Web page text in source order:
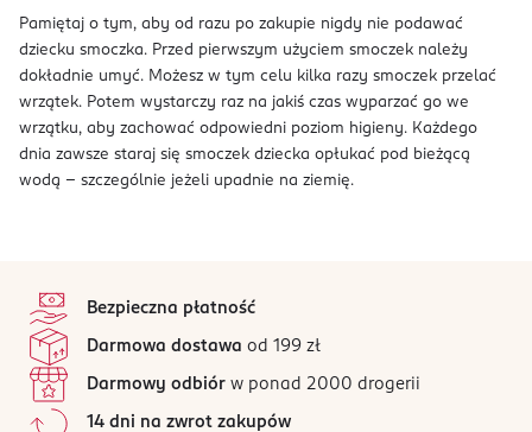
Pamiętaj o tym, aby od razu po zakupie nigdy nie podawać
dziecku smoczka. Przed pierwszym użyciem smoczek należy
dokładnie umyć. Możesz w tym celu kilka razy smoczek przelać
wrzątek. Potem wystarczy raz na jakiś czas wyparzać go we
wrzątku, aby zachować odpowiedni poziom higieny. Każdego
dnia zawsze staraj się smoczek dziecka opłukać pod bieżącą
wodą – szczególnie jeżeli upadnie na ziemię.
Bezpieczna płatność
Darmowa dostawa od 199 zł
Darmowy odbiór w ponad 2000 drogerii
14 dni na zwrot zakupów